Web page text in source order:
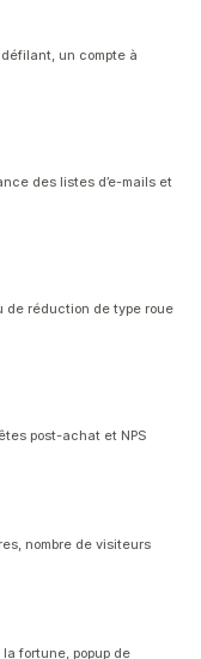
un compte à
des listes d’e-mails et
de réduction de type roue
post-achat et NPS
nombre de visiteurs
fortune, popup de